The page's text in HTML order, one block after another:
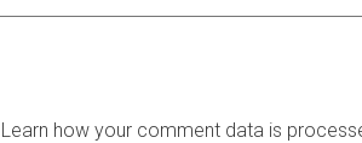
Learn how your comment data is